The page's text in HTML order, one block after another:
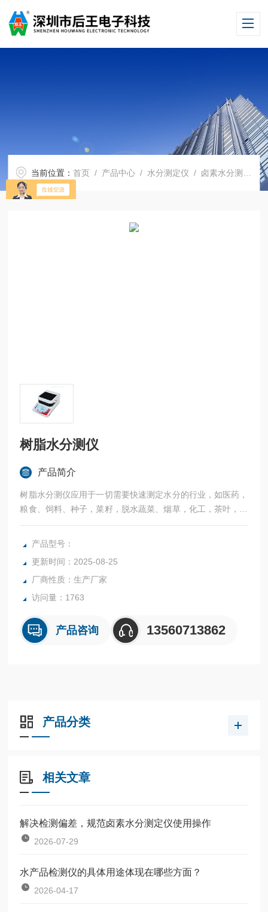
当前位置：首页 / 产品中心 / 水分测定仪 / 卤素水分测定仪 /
树脂水分测仪
产品简介
树脂水分测仪应用于一切需要快速测定水分的行业，如医药，
粮食、饲料、种子，菜籽，脱水蔬菜、烟草，化工，茶叶，食
品、肉类以及纺织，农林、造纸、橡胶、塑胶、纺织等行业中
的实验室与生产过程中。
产品型号：
更新时间：2025-08-25
厂商性质：生产厂家
访问量：1763
产品咨询 13560713862
产品分类
相关文章
解决检测偏差，规范卤素水分测定仪使用操作
2026-07-29
水产品检测仪的具体用途体现在哪些方面？
2026-04-17